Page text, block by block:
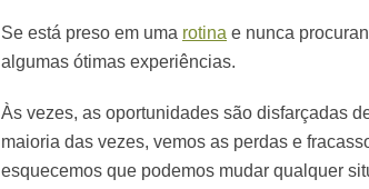
Se está preso em uma rotina e nunca
algumas ótimas experiências.
Às vezes, as oportunidades são disfarçadas
maioria das vezes, vemos as perdas e
esquecemos que podemos mudar qualquer